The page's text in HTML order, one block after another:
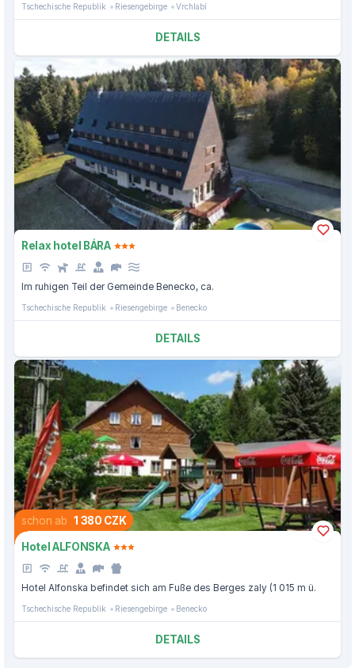
Tschechische Republik Riesengebirge Vrchlabí
DETAILS
Relax hotel BÁRA
Im ruhigen Teil der Gemeinde Benecko, ca.
Tschechische Republik Riesengebirge Benecko
DETAILS
schon ab 1 380 CZK
Hotel ALFONSKA
Hotel Alfonska befindet sich am Fuße des Berges zaly (1 015 m ü.
Tschechische Republik Riesengebirge Benecko
DETAILS